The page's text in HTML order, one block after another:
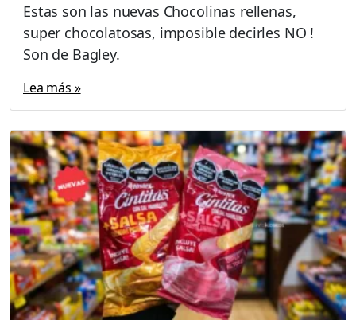
Estas son las nuevas Chocolinas rellenas,
super chocolatosas, imposible decirles NO !
Son de Bagley.
Lea más »